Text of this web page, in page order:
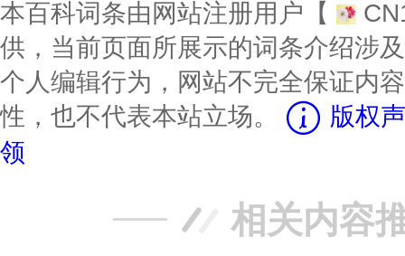
本百科词条由网站注册用户【
供，当前页面所展示的词条介绍涉
个人编辑行为，网站不完全保证内
性，也不代表本站立场。
版权
领
相关内容